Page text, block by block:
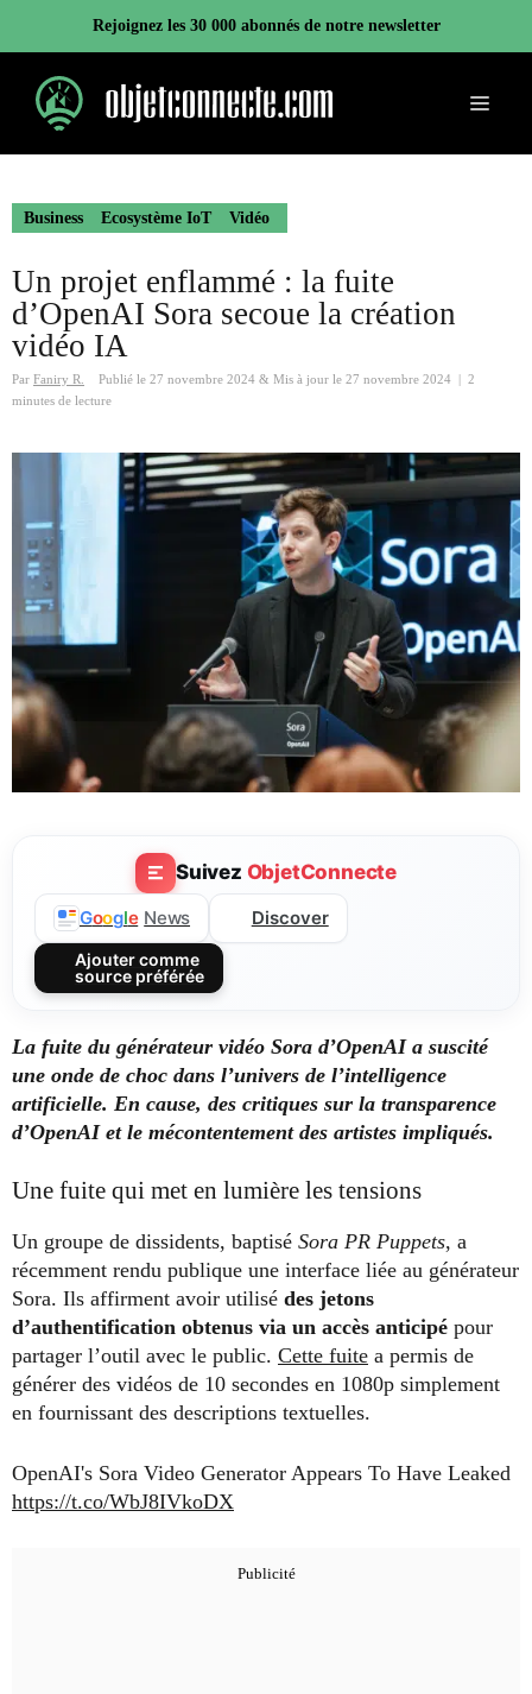
contenu
Rejoignez les 30 000 abonnés de notre newsletter
Menu
Business Ecosystème IoT Vidéo
Un projet enflammé : la fuite
d’OpenAI Sora secoue la création
vidéo IA
Par Faniry R. Publié le 27 novembre 2024 & Mis à jour le 27 novembre 2024
2
minutes de lecture
Suivez ObjetConnecte
Google News Discover
Ajouter comme
source préférée
La fuite du générateur vidéo Sora d’OpenAI a suscité
une onde de choc dans l’univers de l’intelligence
artificielle. En cause, des critiques sur la transparence
d’OpenAI et le mécontentement des artistes impliqués.
Une fuite qui met en lumière les tensions
Un groupe de dissidents, baptisé Sora PR Puppets, a
récemment rendu publique une interface liée au générateur
Sora. Ils affirment avoir utilisé des jetons
d’authentification obtenus via un accès anticipé pour
partager l’outil avec le public. Cette fuite a permis de
générer des vidéos de 10 secondes en 1080p simplement
en fournissant des descriptions textuelles.
OpenAI's Sora Video Generator Appears To Have Leaked
https://t.co/WbJ8IVkoDX